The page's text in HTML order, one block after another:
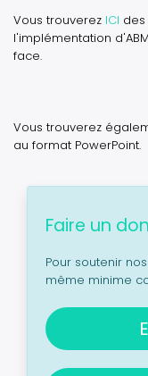
Vous trouverez ICI
l'implémentation
face.
Vous trouverez
au format PowerPoint.
Faire un
Pour soutenir
même minime